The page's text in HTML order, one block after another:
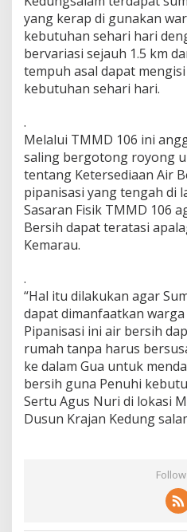
r
g
a
D
e
s
a
d
u
n
g
s
a
l
yang kerap di gunakan
kebutuhan sehari hari
bervariasi sejauh 1.5 km
tempuh asal dapat
kebutuhan sehari hari.
.
Melalui TMMD 106 ini
saling bergotong royong
tentang Ketersediaan Air
pipanisasi yang tengah di
Sasaran Fisik TMMD 106
Bersih dapat teratasi
Kemarau.
.
“Hal itu dilakukan agar
dapat dimanfaatkan
Pipanisasi ini air bersih
rumah tanpa harus
ke dalam Gua untuk
bersih guna Penuhi
Sertu Agus Nuri di lokasi
Dusun Krajan Kedung